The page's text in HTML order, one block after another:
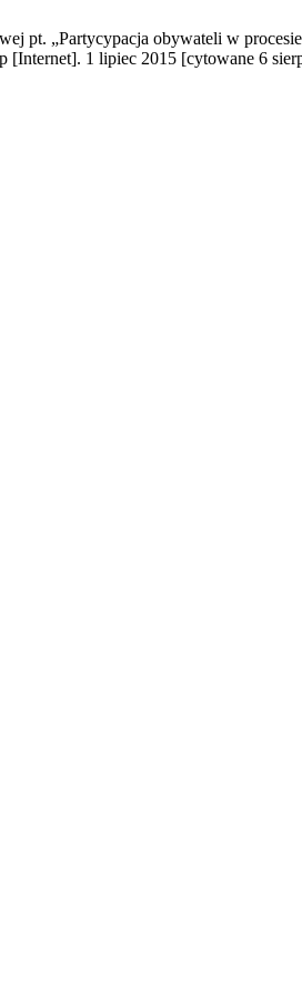
pt. „Partycypacja obywateli w
[Internet]. 1 lipiec 2015 [cytowane 6